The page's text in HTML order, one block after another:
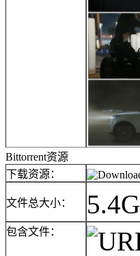
Bittorrent资源
下载资源：
文件总大小：
包含文件：